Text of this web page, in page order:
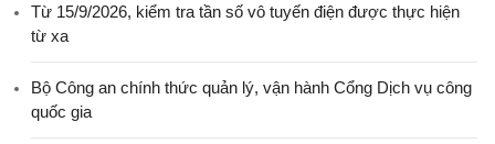
Từ 15/9/2026, kiểm tra tần số vô tuyến điện được thực hiện
từ xa
Bộ Công an chính thức quản lý, vận hành Cổng Dịch vụ công
quốc gia